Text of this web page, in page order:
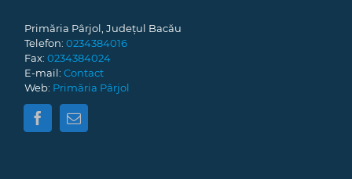
Primăria Pârjol, Județul Bacău
Telefon: 0234384016
Fax: 0234384024
E-mail: Contact
Web: Primăria Pârjol